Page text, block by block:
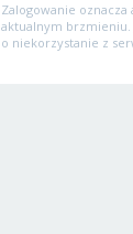
Zalogowanie oznacza
aktualnym brzmieniu.
o niekorzystanie z